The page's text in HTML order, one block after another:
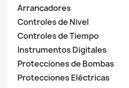
Arrancadores
Controles de Nivel
Controles de Tiempo
Instrumentos Digitales
Protecciones de Bombas
Protecciones Eléctricas